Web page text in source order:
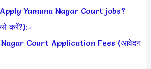
Yamuna Nagar Court jobs?
करें?):-
Nagar Court Application Fees (आवेदन